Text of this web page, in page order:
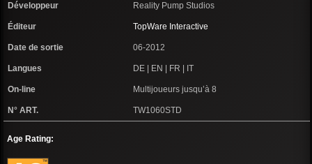
Développeur Reality Pump Studios
Éditeur TopWare Interactive
Date de sortie 06-2012
Langues DE | EN | FR | IT
On-line Multijoueurs jusqu’à 8
N° ART. TW1060STD
Age Rating: